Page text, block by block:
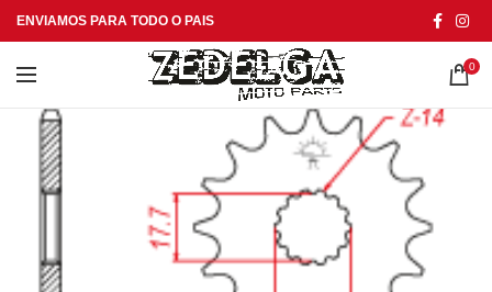
ENVIAMOS PARA TODO O PAIS
0